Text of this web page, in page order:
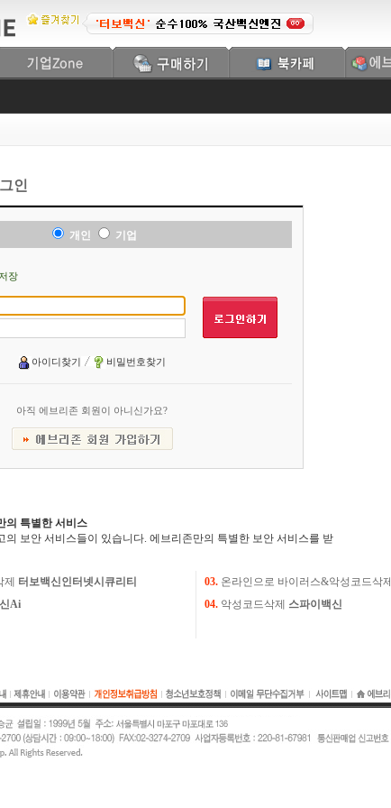
인
개인 기업
장
아이디찾기 비밀번호찾기
아직 에브리존 회원이 아니신가요?
의 특별한 서비스
의 보안 서비스들이 있습니다. 에브리존만의 특별한 보안 서비스를 받
터보백신인터넷시큐리티 03. 온라인으로 바이러스&악성코드삭제
Ai 04. 악성코드삭제 스파이백신